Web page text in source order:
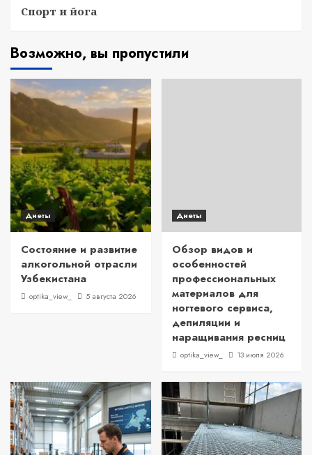
Спорт и йога
Возможно, вы пропустили
Диеты
Состояние и развитие
алкогольной отрасли
Узбекистана
optika_view_ 5 августа 2026
Диеты
Обзор видов и
особенностей
профессиональных
материалов для
ногтевого сервиса,
депиляции и
наращивания ресниц
optika_view_ 13 июля 2026